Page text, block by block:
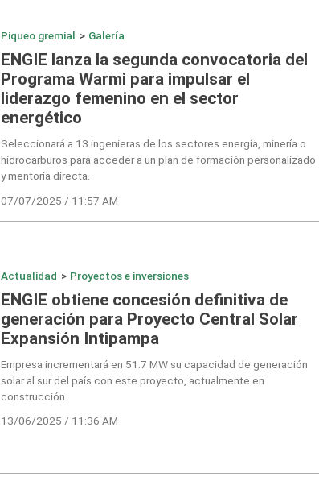
Piqueo gremial > Galería
ENGIE lanza la segunda convocatoria del
Programa Warmi para impulsar el
liderazgo femenino en el sector
energético
Seleccionará a 13 ingenieras de los sectores energía, minería o
hidrocarburos para acceder a un plan de formación personalizado
y mentoría directa.
07/07/2025 / 11:57 AM
Actualidad > Proyectos e inversiones
ENGIE obtiene concesión definitiva de
generación para Proyecto Central Solar
Expansión Intipampa
Empresa incrementará en 51.7 MW su capacidad de generación
solar al sur del país con este proyecto, actualmente en
construcción.
13/06/2025 / 11:36 AM